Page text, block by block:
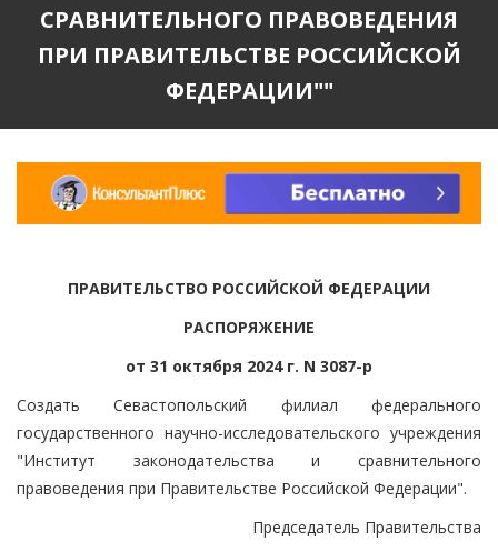
СРАВНИТЕЛЬНОГО ПРАВОВЕДЕНИЯ
ПРИ ПРАВИТЕЛЬСТВЕ РОССИЙСКОЙ
ФЕДЕРАЦИИ""
ПРАВИТЕЛЬСТВО РОССИЙСКОЙ ФЕДЕРАЦИИ
РАСПОРЯЖЕНИЕ
от 31 октября 2024 г. N 3087-р
Создать Севастопольский филиал федерального
государственного научно-исследовательского учреждения
"Институт законодательства и сравнительного
правоведения при Правительстве Российской Федерации".
Председатель Правительства